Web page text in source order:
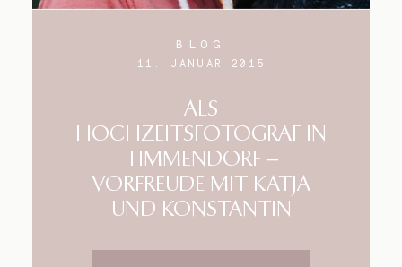
BLOG
11. JANUAR 2015
ALS
HOCHZEITSFOTOGRAF IN
TIMMENDORF –
VORFREUDE MIT KATJA
UND KONSTANTIN